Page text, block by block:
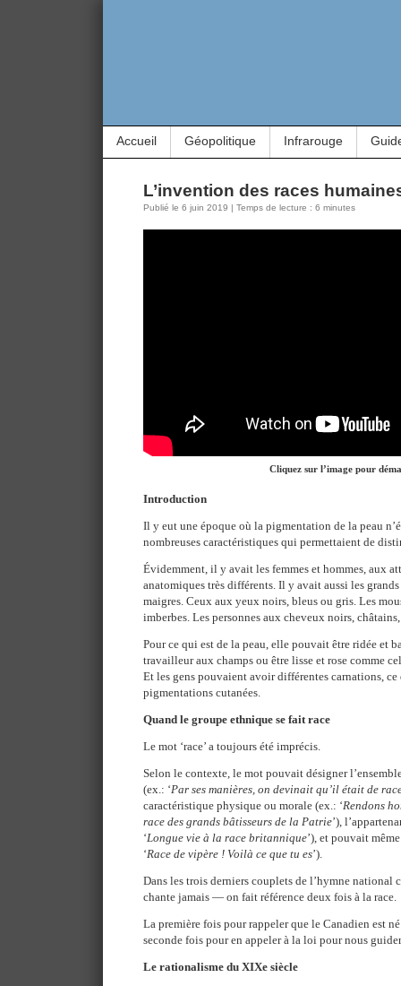
Accueil Géopolitique Infrarouge
L’invention des races
Publié le 6 juin 2019 | Temps de lecture : 6 minutes
Cliquez sur l’image pour
Introduction
Il y eut une époque où la pigmentation de la peau
nombreuses caractéristiques qui permettaient de
Évidemment, il y avait les femmes et hommes, aux
anatomiques très différents. Il y avait aussi les
maigres. Ceux aux yeux noirs, bleus ou gris. Les
imberbes. Les personnes aux cheveux noirs,
Pour ce qui est de la peau, elle pouvait être ridée et
travailleur aux champs ou être lisse et rose comme
Et les gens pouvaient avoir différentes carnations,
pigmentations cutanées.
Quand le groupe ethnique se fait race
Le mot ‘race’ a toujours été imprécis.
Selon le contexte, le mot pouvait désigner
(ex.: ‘Par ses manières, on devinait qu’il était de
caractéristique physique ou morale (ex.: ‘Rendons
race des grands bâtisseurs de la Patrie’),
‘Longue vie à la race britannique’), et pouvait
‘Race de vipère ! Voilà ce que tu es’).
Dans les trois derniers couplets de l’hymne
chante jamais — on fait référence deux fois à la race.
La première fois pour rappeler que le Canadien est
seconde fois pour en appeler à la loi pour nous guider
Le rationalisme du XIXe siècle